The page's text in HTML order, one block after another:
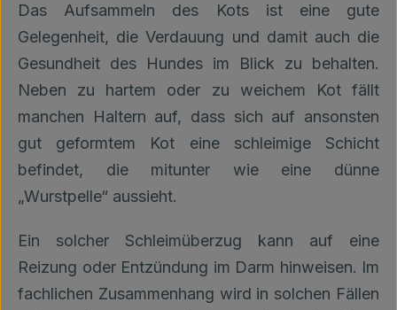
Das Aufsammeln des Kots ist eine gute
Gelegenheit, die Verdauung und damit auch die
Gesundheit des Hundes im Blick zu behalten.
Neben zu hartem oder zu weichem Kot fällt
manchen Haltern auf, dass sich auf ansonsten
gut geformtem Kot eine schleimige Schicht
befindet, die mitunter wie eine dünne
„Wurstpelle“ aussieht.
Ein solcher Schleimüberzug kann auf eine
Reizung oder Entzündung im Darm hinweisen. Im
fachlichen Zusammenhang wird in solchen Fällen